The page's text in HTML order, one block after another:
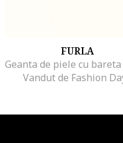
FURLA
Vandut de Fashion